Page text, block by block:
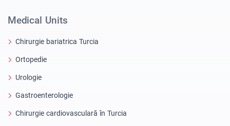
Medical Units
Chirurgie bariatrica Turcia
Ortopedie
Urologie
Gastroenterologie
Chirurgie cardiovasculară în Turcia